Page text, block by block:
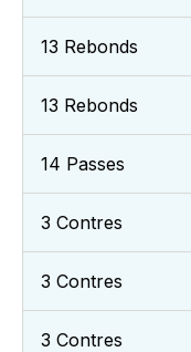
13 Rebonds
13 Rebonds
14 Passes
3 Contres
3 Contres
3 Contres